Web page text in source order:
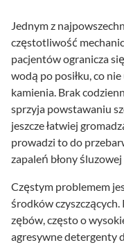
Jednym z
częstotliwość
pacjentów ogranicza
wodą po posiłku, co
kamienia. Brak
sprzyja powstawaniu
jeszcze łatwiej
prowadzi to do
zapaleń błony
Częstym problemem
środków czyszczących.
zębów, często o
agresywne detergenty